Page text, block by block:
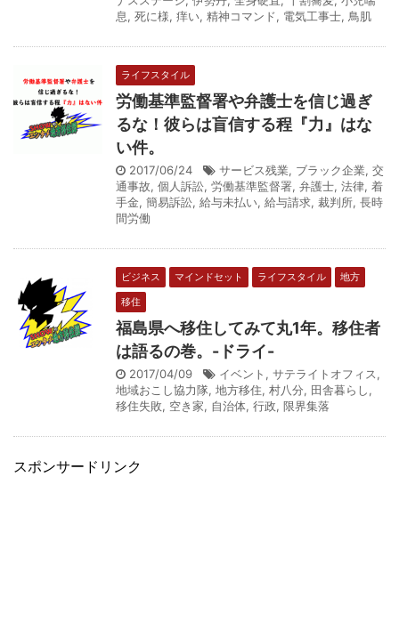
息, 死に様, 痒い, 精神コマンド, 電気工事士, 鳥肌
ライフスタイル
労働基準監督署や弁護士を信じ過ぎ
るな！彼らは盲信する程『力』はな
い件。
2017/06/24 サービス残業, ブラック企業, 交
通事故, 個人訴訟, 労働基準監督署, 弁護士, 法律, 着
手金, 簡易訴訟, 給与未払い, 給与請求, 裁判所, 長時
間労働
ビジネス マインドセット ライフスタイル
地方
移住
福島県へ移住してみて丸1年。移住者
は語るの巻。-ドライ-
2017/04/09 イベント , サテライトオフィス,
地域おこし協力隊, 地方移住, 村八分, 田舎暮らし,
移住失敗, 空き家, 自治体, 行政, 限界集落
スポンサードリンク